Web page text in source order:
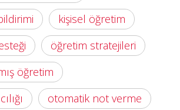
kişisel öğretim
öğretim stratejileri
öğretim
otomatik not verme